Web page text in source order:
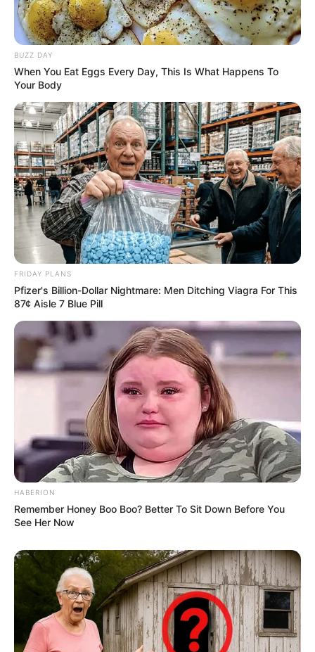
BUZZ DAY
When You Eat Eggs Every Day, This Is What Happens To
Your Body
FRIDAY PLANS
Pfizer's Billion-Dollar Nightmare: Men Ditching Viagra For This
87¢ Aisle 7 Blue Pill
HABERION
Remember Honey Boo Boo? Better To Sit Down Before You
See Her Now